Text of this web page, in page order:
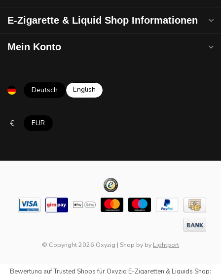
E-Zigarette & Liquid Shop Informationen
Mein Konto
Deutsch English
€ EUR
© Copyright 2026 Oxyzig | Shop by by Lightport
Bewertung aufTrusted Shopsfür Oxyzig E-Zigaretten & Liquids Shop: